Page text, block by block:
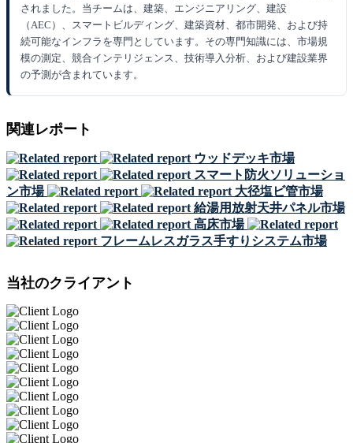
されました。当チームは、建築、エンジニアリング、建設
（AEC）、スマートビルディング、建築資材、都市開発、および持
続可能なインフラを専門としています。その専門知識には、市場規
模の測定、競合インテリジェンス、技術導入分析、および建設業界
の予測が含まれています。
関連レポート
ウッドデッキ市場
スマート防火ソリューショ
ン市場
大径塩ビ管市場
給湯用放射天井パネル市場
高床市場
フレームレスガラス手すりシステム市場
当社のクライアント